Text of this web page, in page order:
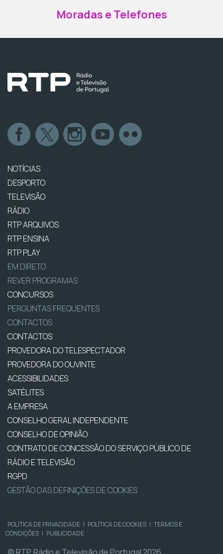
Moradas e Telefones
NOTÍCIAS
DESPORTO
TELEVISÃO
RÁDIO
RTP ARQUIVOS
RTP ENSINA
RTP PLAY
EM DIRETO
REVER PROGRAMAS
CONCURSOS
PERGUNTAS FREQUENTES
CONTACTOS
CONTACTOS
PROVEDORA DO TELESPECTADOR
PROVEDORA DO OUVINTE
ACESSIBILIDADES
SATÉLITES
A EMPRESA
CONSELHO GERAL INDEPENDENTE
CONSELHO DE OPINIÃO
CONTRATO DE CONCESSÃO DO SERVIÇO PÚBLICO DE
RÁDIO E TELEVISÃO
RGPD
GESTÃO DAS DEFINIÇÕES DE COOKIES
POLÍTICA DE PRIVACIDADE | POLÍTICA DE COOKIES | TERMOS E
CONDIÇÕES | PUBLICIDADE
© RTP, Rádio e Televisão de Portugal 2026